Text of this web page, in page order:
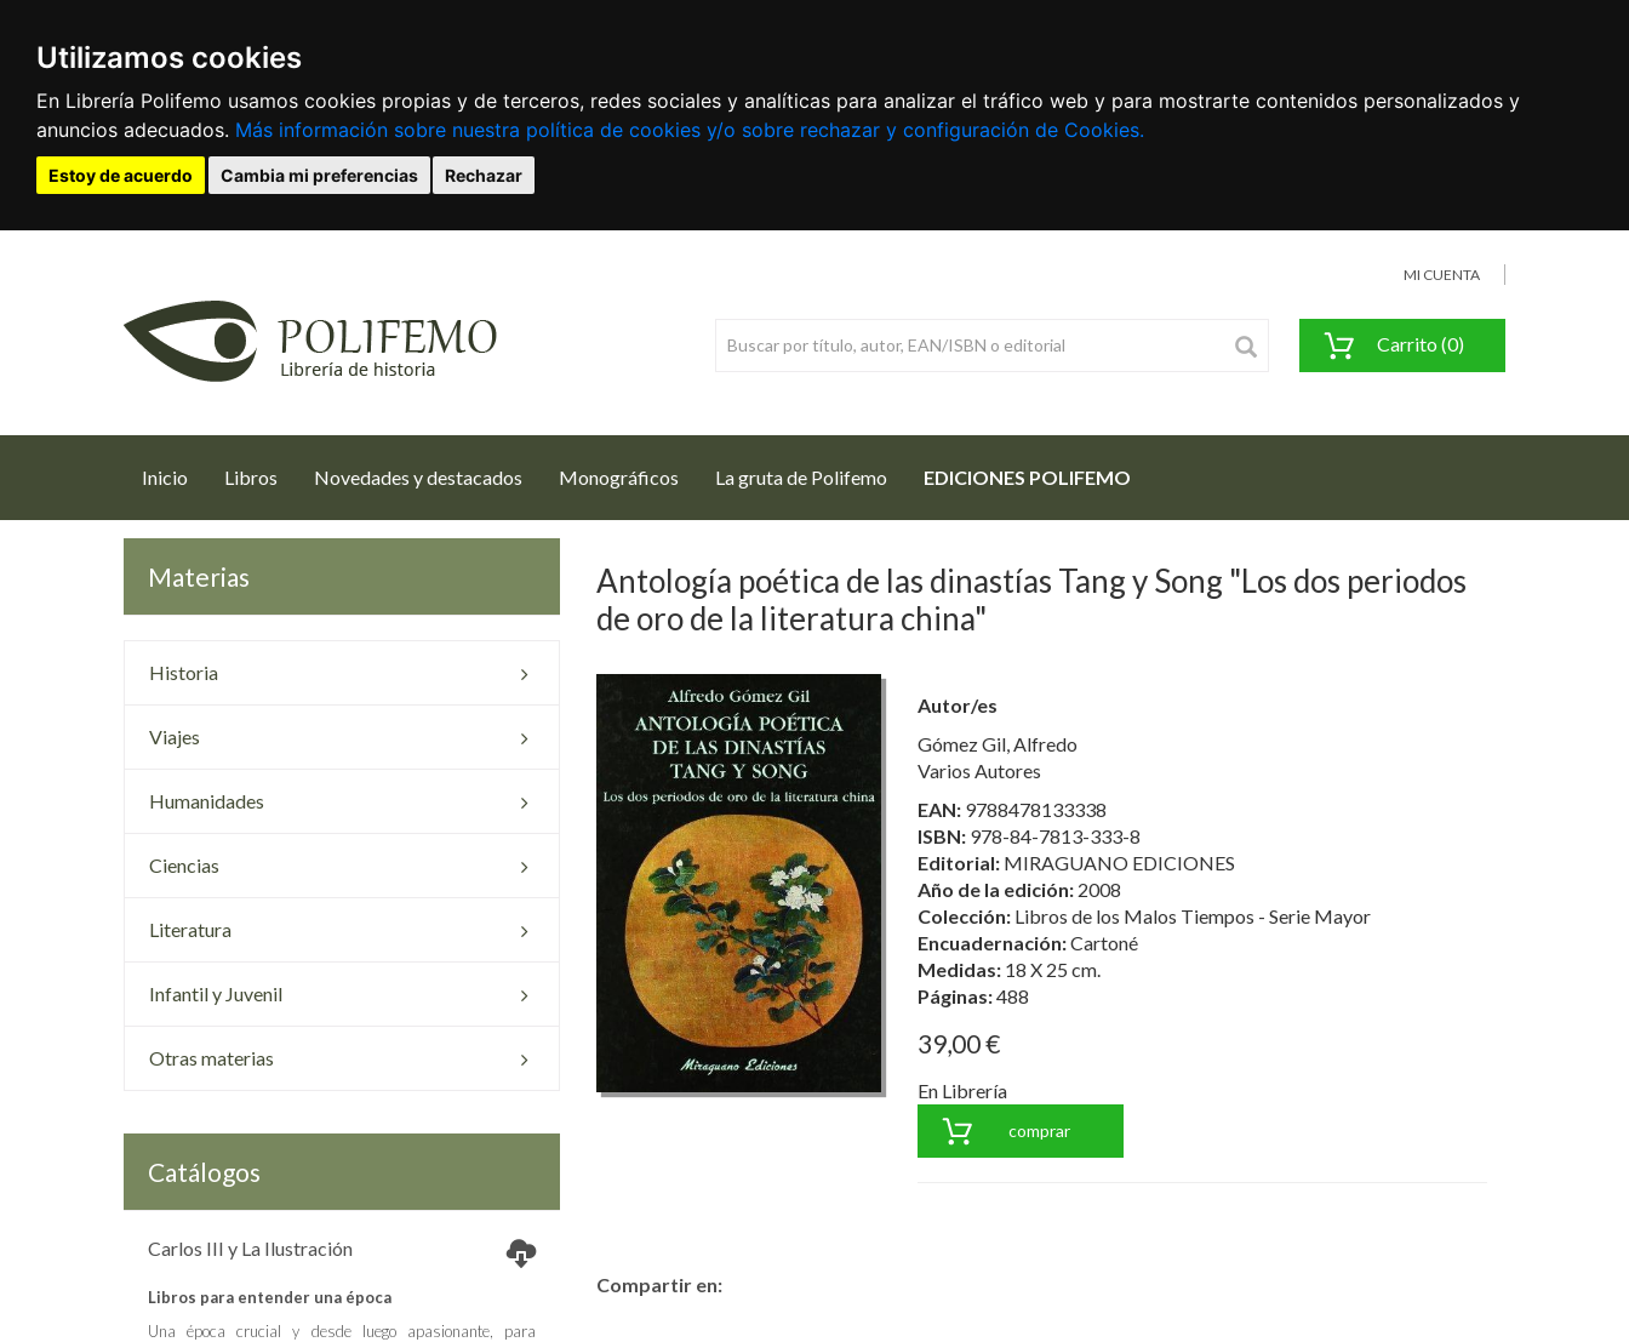
Utilizamos cookies
En Librería Polifemo usamos cookies propias y de terceros, redes sociales y analíticas para analizar el tráfico web y para mostrarte contenidos personalizados y
anuncios adecuados. Más información sobre nuestra política de cookies y/o sobre rechazar y configuración de Cookies.
Estoy de acuerdo Cambia mi preferencias Rechazar
MI CUENTA
Carrito (0)
Inicio (current)
Libros Novedades y destacados Monográficos La gruta de Polifemo EDICIONES POLIFEMO
Materias
Historia
Viajes
Humanidades
Ciencias
Literatura
Infantil y Juvenil
Otras materias
Catálogos
Carlos III y La Ilustración
Libros para entender una época
Una época crucial y desde luego apasionante, para
Antología poética de las dinastías Tang y Song "Los dos periodos
de oro de la literatura china"
Autor/es
Gómez Gil, Alfredo
Varios Autores
EAN: 9788478133338
ISBN: 978-84-7813-333-8
Editorial: MIRAGUANO EDICIONES
Año de la edición: 2008
Colección: Libros de los Malos Tiempos - Serie Mayor
Encuadernación:Cartoné
Medidas: 18 X 25 cm.
Páginas:488
39,00 €
En Librería
comprar
Compartir en: